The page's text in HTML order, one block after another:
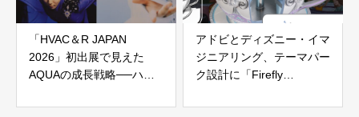
「HVAC＆R JAPAN
2026」初出展で見えた
AQUAの成長戦略──ハイ
BtoB市場の現実と可能性
アドビとディズニー・イマ
ジニアリング、テーマパー
ク設計に「Firefly
チから3Dまで自動化